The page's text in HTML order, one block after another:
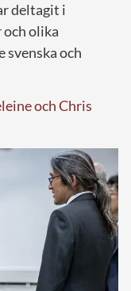
deltagit i
olika
svenska och
och Chris